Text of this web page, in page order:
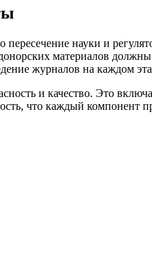
науки и
материалов
журналов на каждом
и качество. Это
что каждый